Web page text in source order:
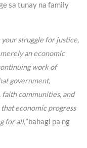
sa tunay na family
struggle for justice,
an economic
work of
government,
communities, and
economic progress
for all,”bahagi pa ng